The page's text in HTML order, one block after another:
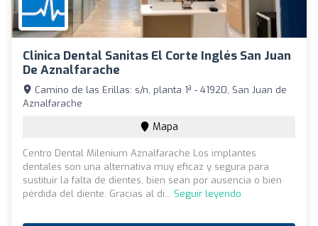
Clinica Dental Sanitas El Corte Inglés San Juan
De Aznalfarache
Camino de las Erillas: s/n, planta 1ª - 41920, San Juan de
Aznalfarache
Mapa
Centro Dental Milenium Aznalfarache Los implantes
dentales son una alternativa muy eficaz y segura para
sustituir la falta de dientes, bien sean por ausencia o bien
pérdida del diente. Gracias al di... Seguir leyendo